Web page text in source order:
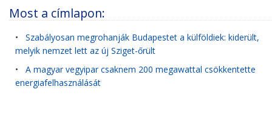
Most a címlapon:
• Szabályosan megrohanják Budapestet a külföldiek: kiderült,
melyik nemzet lett az új Sziget-őrült
• A magyar vegyipar csaknem 200 megawattal csökkentette
energiafelhasználását